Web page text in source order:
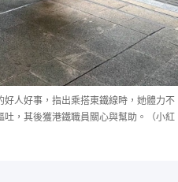
人好事，指出乘搭東鐵線時，她體力不
，其後獲港鐵職員關心與幫助。（小紅